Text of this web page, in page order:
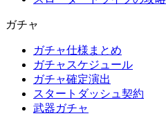
ガチャ
ガチャ仕様まとめ
ガチャスケジュール
ガチャ確定演出
スタートダッシュ契約
武器ガチャ